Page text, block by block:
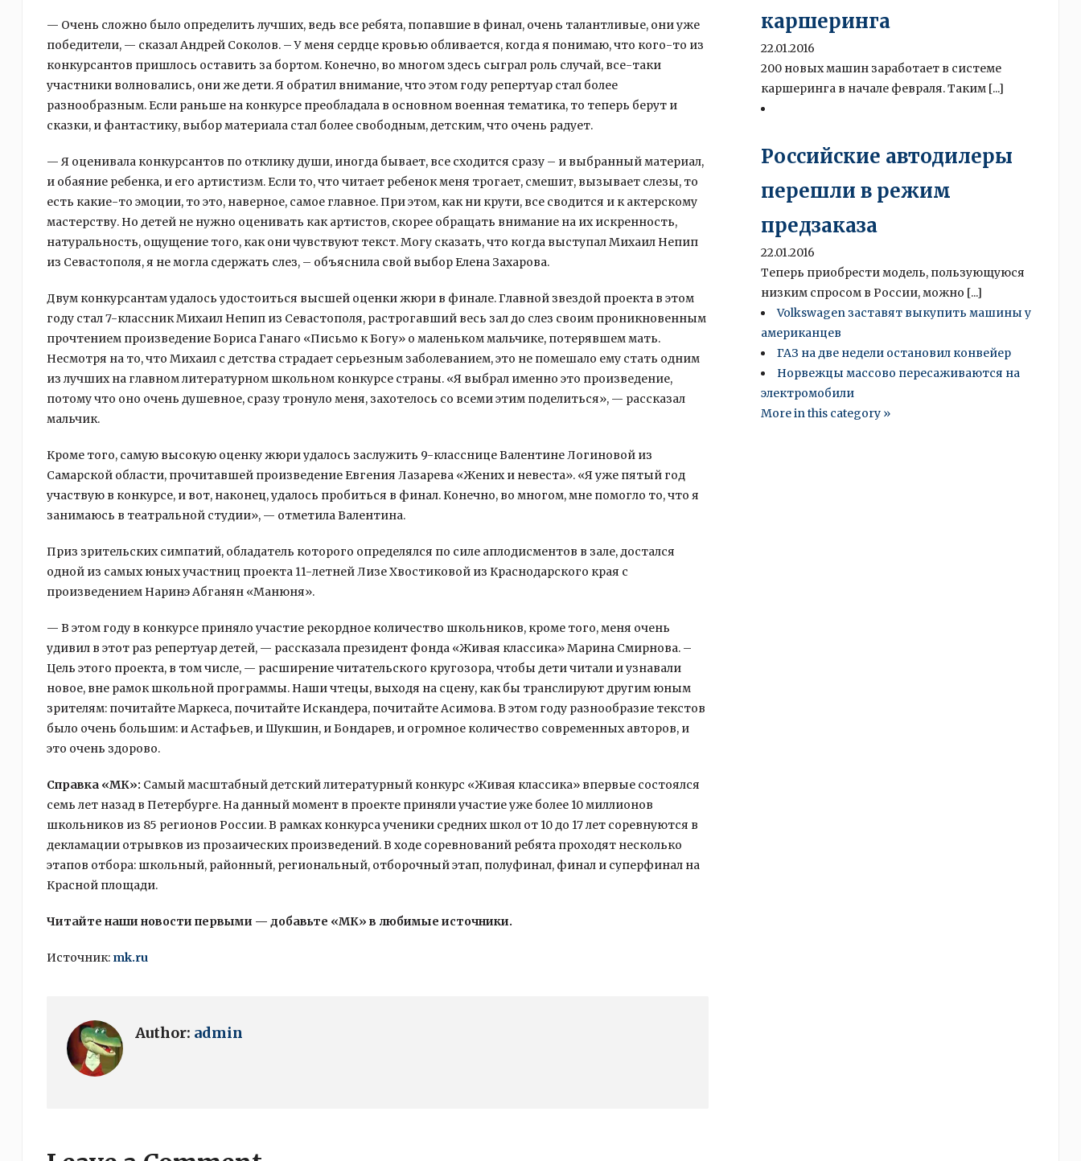
— Очень сложно было определить лучших, ведь все ребята, попавшие в финал, очень талантливые, они уже
победители, — сказал Андрей Соколов. – У меня сердце кровью обливается, когда я понимаю, что кого-то из
конкурсантов пришлось оставить за бортом. Конечно, во многом здесь сыграл роль случай, все-таки
участники волновались, они же дети. Я обратил внимание, что этом году репертуар стал более
разнообразным. Если раньше на конкурсе преобладала в основном военная тематика, то теперь берут и
сказки, и фантастику, выбор материала стал более свободным, детским, что очень радует.
— Я оценивала конкурсантов по отклику души, иногда бывает, все сходится сразу – и выбранный материал,
и обаяние ребенка, и его артистизм. Если то, что читает ребенок меня трогает, смешит, вызывает слезы, то
есть какие-то эмоции, то это, наверное, самое главное. При этом, как ни крути, все сводится и к актерскому
мастерству. Но детей не нужно оценивать как артистов, скорее обращать внимание на их искренность,
натуральность, ощущение того, как они чувствуют текст. Могу сказать, что когда выступал Михаил Непип
из Севастополя, я не могла сдержать слез, – объяснила свой выбор Елена Захарова.
Двум конкурсантам удалось удостоиться высшей оценки жюри в финале. Главной звездой проекта в этом
году стал 7-классник Михаил Непип из Севастополя, растрогавший весь зал до слез своим проникновенным
прочтением произведение Бориса Ганаго «Письмо к Богу» о маленьком мальчике, потерявшем мать.
Несмотря на то, что Михаил с детства страдает серьезным заболеванием, это не помешало ему стать одним
из лучших на главном литературном школьном конкурсе страны. «Я выбрал именно это произведение,
потому что оно очень душевное, сразу тронуло меня, захотелось со всеми этим поделиться», — рассказал
мальчик.
Кроме того, самую высокую оценку жюри удалось заслужить 9-класснице Валентине Логиновой из
Самарской области, прочитавшей произведение Евгения Лазарева «Жених и невеста». «Я уже пятый год
участвую в конкурсе, и вот, наконец, удалось пробиться в финал. Конечно, во многом, мне помогло то, что я
занимаюсь в театральной студии», — отметила Валентина.
Приз зрительских симпатий, обладатель которого определялся по силе аплодисментов в зале, достался
одной из самых юных участниц проекта 11-летней Лизе Хвостиковой из Краснодарского края с
произведением Наринэ Абганян «Манюня».
— В этом году в конкурсе приняло участие рекордное количество школьников, кроме того, меня очень
удивил в этот раз репертуар детей, — рассказала президент фонда «Живая классика» Марина Смирнова. –
Цель этого проекта, в том числе, — расширение читательского кругозора, чтобы дети читали и узнавали
новое, вне рамок школьной программы. Наши чтецы, выходя на сцену, как бы транслируют другим юным
зрителям: почитайте Маркеса, почитайте Искандера, почитайте Асимова. В этом году разнообразие текстов
было очень большим: и Астафьев, и Шукшин, и Бондарев, и огромное количество современных авторов, и
это очень здорово.
Справка «МК»: Самый масштабный детский литературный конкурс «Живая классика» впервые состоялся
семь лет назад в Петербурге. На данный момент в проекте приняли участие уже более 10 миллионов
школьников из 85 регионов России. В рамках конкурса ученики средних школ от 10 до 17 лет соревнуются в
декламации отрывков из прозаических произведений. В ходе соревнований ребята проходят несколько
этапов отбора: школьный, районный, региональный, отборочный этап, полуфинал, финал и суперфинал на
Красной площади.
Читайте наши новости первыми — добавьте «МК» в любимые источники.
Источник: mk.ru
Author: admin
каршеринга
22.01.2016
200 новых машин заработает в системе
каршеринга в начале февраля. Таким [...]
Российские автодилеры
перешли в режим
предзаказа
22.01.2016
Теперь приобрести модель, пользующуюся
низким спросом в России, можно [...]
Volkswagen заставят выкупить машины у
американцев
ГАЗ на две недели остановил конвейер
Норвежцы массово пересаживаются на
электромобили
More in this category »